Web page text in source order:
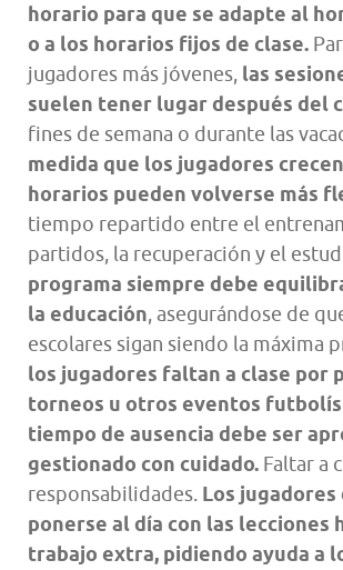
horario para que se adapte al
o a los horarios fijos de clase.
jugadores más jóvenes, las
suelen tener lugar después del
fines de semana o durante las
medida que los jugadores
horarios pueden volverse más
tiempo repartido entre el
partidos, la recuperación y el
programa siempre debe
la educación, asegurándose de
escolares sigan siendo la máxima
los jugadores faltan a clase por
torneos u otros eventos
tiempo de ausencia debe ser
gestionado con cuidado. Faltar a
responsabilidades. Los jugadores
ponerse al día con las lecciones
trabajo extra, pidiendo ayuda a